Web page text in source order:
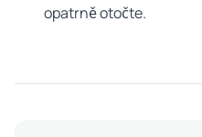
opatrně otočte.